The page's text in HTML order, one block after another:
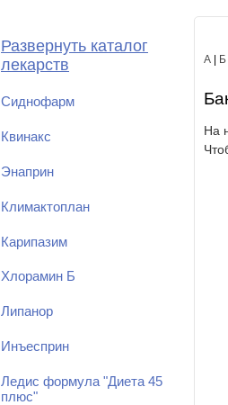
Развернуть каталог
лекарств
Сиднофарм
Квинакс
Энаприн
Климактоплан
Карипазим
Хлорамин Б
Липанор
Инъесприн
Ледис формула "Диета 45
плюс"
А Б
На